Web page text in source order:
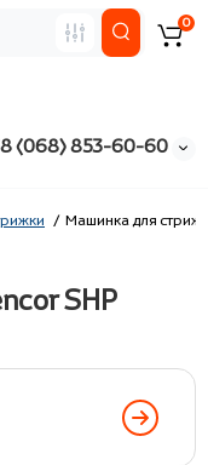
(068) 853-60-60
0
Машинка для
SHP